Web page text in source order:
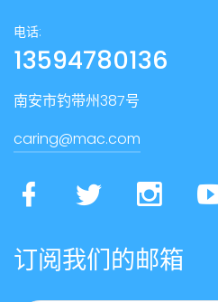
电话:
13594780136
南安市钓带州387号
caring@mac.com
订阅我们的邮箱